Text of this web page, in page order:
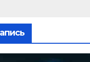
s
ni
ki